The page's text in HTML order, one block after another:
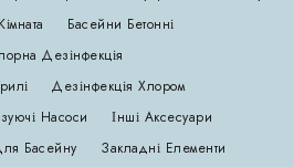
Басейни Бетонні
Дезінфекція
Дезінфекція Хлором
Насоси
Інші Аксесуари
Басейну
Закладні Елементи